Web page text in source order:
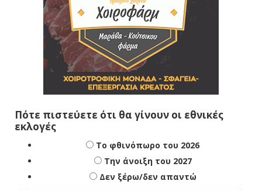
Πότε πιστεύετε ότι θα γίνουν οι εθνικές
εκλογές